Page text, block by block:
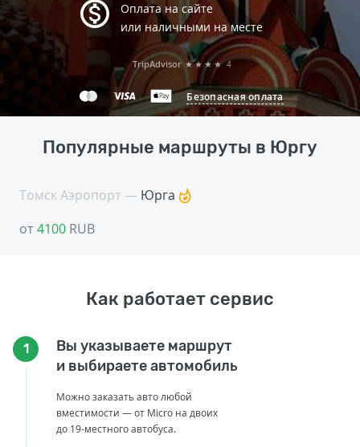
Оплата на сайте
или наличными на месте
Безопасная оплата
TripAdvisor ★★★★ 4
Популярные маршруты в Юргу
Томск Аэропорт — Юрга
от4100 RUB
Как работает сервис
1
Вы указываете маршрут
и выбираете автомобиль
Можно заказать авто любой
вместимости — от Micro на двоих
до 19-местного автобуса.